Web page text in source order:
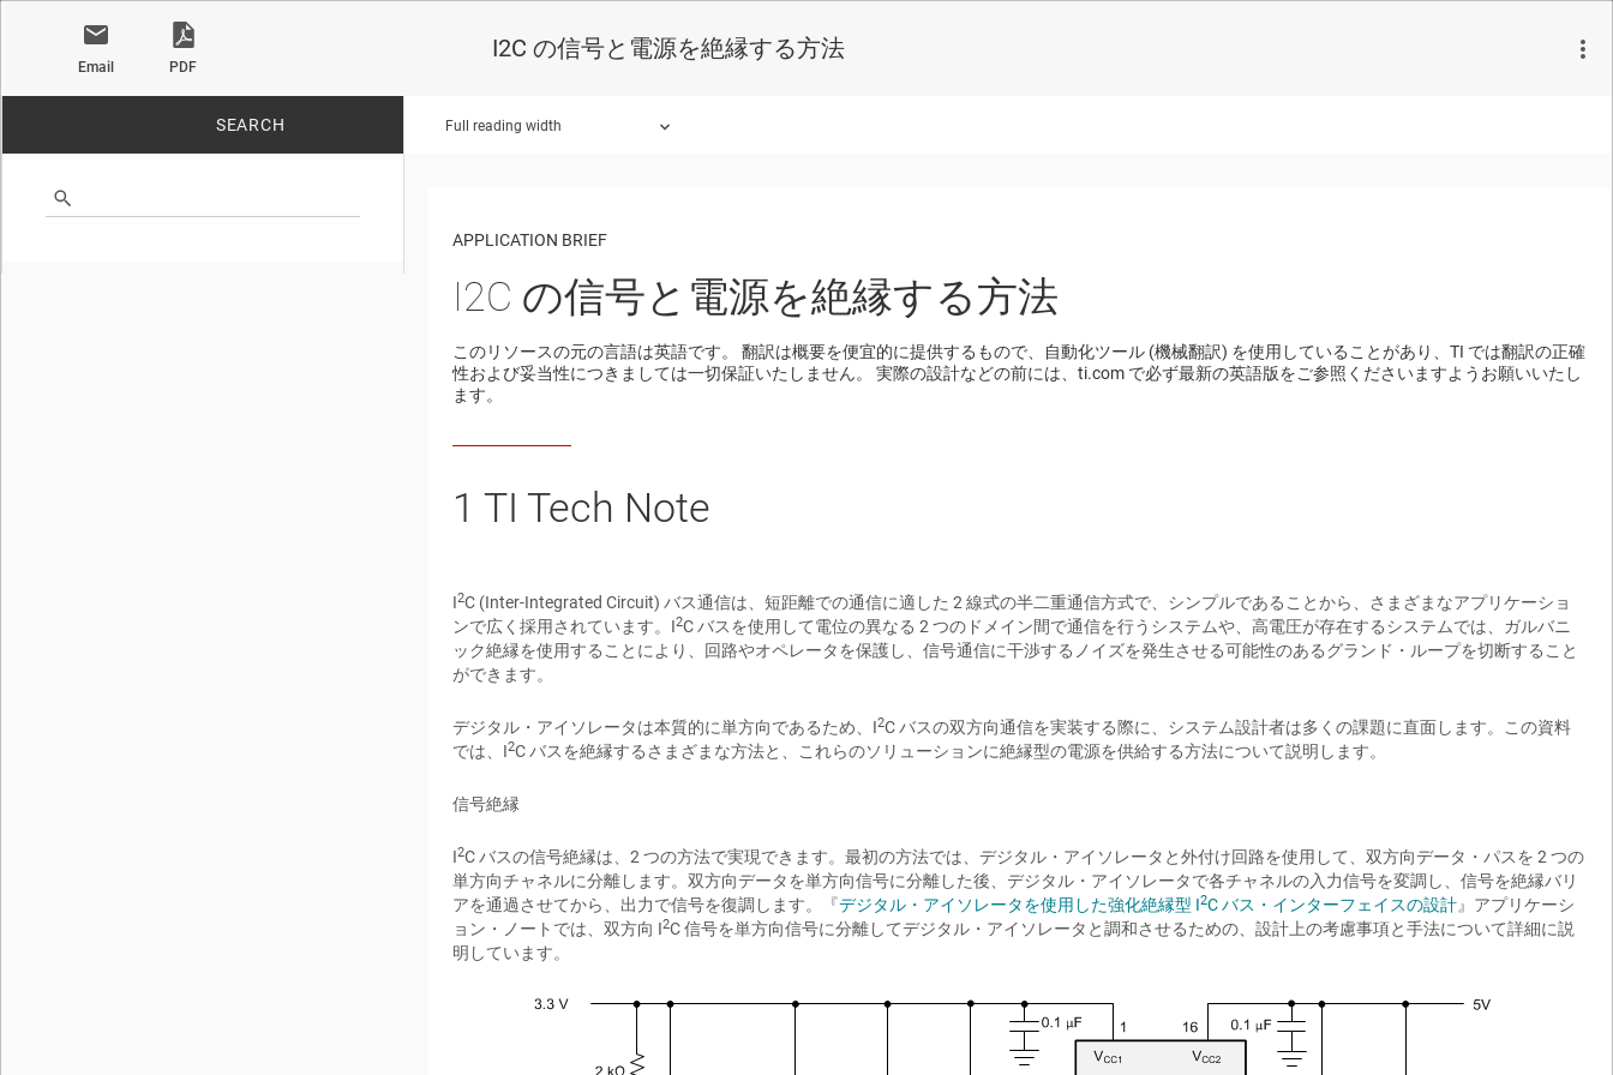
Email PDF
I2C の信号と電源を絶縁する方法
SEARCH Full reading width
APPLICATION BRIEF
I2C の信号と電源を絶縁する方法
このリソースの元の言語は英語です。 翻訳は概要を便宜的に提供するもので、自動化ツール (機械翻訳) を使用していることがあり、TI では翻訳の正確
性および妥当性につきましては一切保証いたしません。 実際の設計などの前には、ti.com で必ず最新の英語版をご参照くださいますようお願いいたし
ます。
1TI Tech Note
I2C (Inter-Integrated Circuit) バス通信は、短距離での通信に適した 2 線式の半二重通信方式で、シンプルであることから、さまざまなアプリケーショ
ンで広く採用されています。I2C バスを使用して電位の異なる 2 つのドメイン間で通信を行うシステムや、高電圧が存在するシステムでは、ガルバニ
ック絶縁を使用することにより、回路やオペレータを保護し、信号通信に干渉するノイズを発生させる可能性のあるグランド・ループを切断すること
ができます。
デジタル・アイソレータは本質的に単方向であるため、I2C バスの双方向通信を実装する際に、システム設計者は多くの課題に直面します。この資料
では、I2C バスを絶縁するさまざまな方法と、これらのソリューションに絶縁型の電源を供給する方法について説明します。
信号絶縁
I2C バスの信号絶縁は、2 つの方法で実現できます。最初の方法では、デジタル・アイソレータと外付け回路を使用して、双方向データ・パスを 2 つの
単方向チャネルに分離します。双方向データを単方向信号に分離した後、デジタル・アイソレータで各チャネルの入力信号を変調し、信号を絶縁バリ
アを通過させてから、出力で信号を復調します。『デジタル・アイソレータを使用した強化絶縁型 I2C バス・インターフェイスの設計』アプリケーシ
ョン・ノートでは、双方向 I2C 信号を単方向信号に分離してデジタル・アイソレータと調和させるための、設計上の考慮事項と手法について詳細に説
明しています。